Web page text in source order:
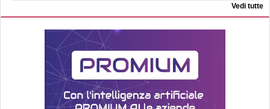
Vedi tutte